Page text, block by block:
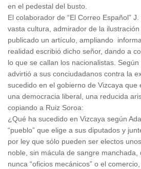
en el pedestal del busto.
El colaborador de “El Correo Español”
vasta cultura, admirador de la
publicado un artículo, ampliando
realidad escribió dicho señor, dando a
lo que se callan los nacionalistas.
advirtió a sus conciudadanos contra la
sucedido en el gobierno de Vizcaya que
una democracia liberal, una reducida
copiando a Ruiz Soroa:
¿Qué ha sucedido en Vizcaya según
“pueblo” que elige a sus diputados y
por ley que sólo pueden ser electos
noble, sin mácula de sangre
nunca “oficios mecánicos” o el